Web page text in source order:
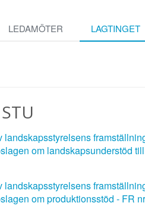
LEDAMÖTER LAGTINGET
om landskapsunderstöd
om produktionsstöd - FR